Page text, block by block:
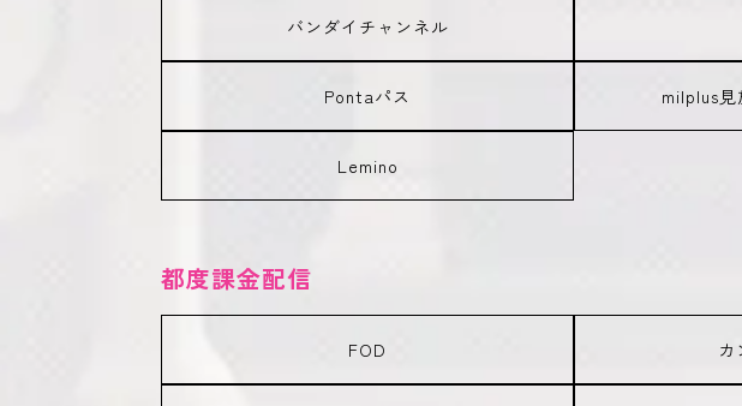
バンダイチャンネル
Pontaパス milplus見
Lemino
都度課金配信
FOD カ